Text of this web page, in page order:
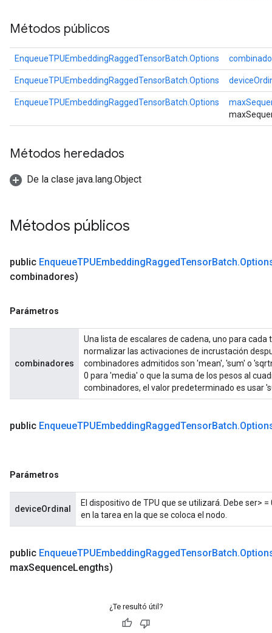
Métodos públicos
EnqueueTPUEmbeddingRaggedTensorBatch.Options
EnqueueTPUEmbeddingRaggedTensorBatch.Options
EnqueueTPUEmbeddingRaggedTensorBatch.Options
Métodos heredados
De la clase java.lang.Object
Métodos públicos
public EnqueueTPUEmbeddingRaggedTensorBatch.
combinadores)
Parámetros
combinadores
Una lista de escalares de cadena, uno para
normalizar las activaciones de incrustación
combinadores admitidos son 'mean', 'sum' o
0 para 'media' o que la suma de los pesos al
combinadores, el valor predeterminado es usar
public EnqueueTPUEmbeddingRaggedTensorBatch.
Parámetros
deviceOrdinal
El dispositivo de TPU que se utilizará. Debe ser>
en la tarea en la que se coloca el nodo.
public EnqueueTPUEmbeddingRaggedTensorBatch.
maxSequenceLengths)
¿Te resultó útil?